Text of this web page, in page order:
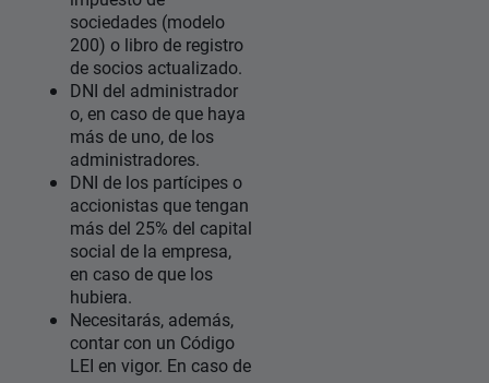
sociedades (modelo
200) o libro de registro
de socios actualizado.
DNI del administrador
o, en caso de que haya
más de uno, de los
administradores.
DNI de los partícipes o
accionistas que tengan
más del 25% del capital
social de la empresa,
en caso de que los
hubiera.
Necesitarás, además,
contar con un Código
LEI en vigor. En caso de